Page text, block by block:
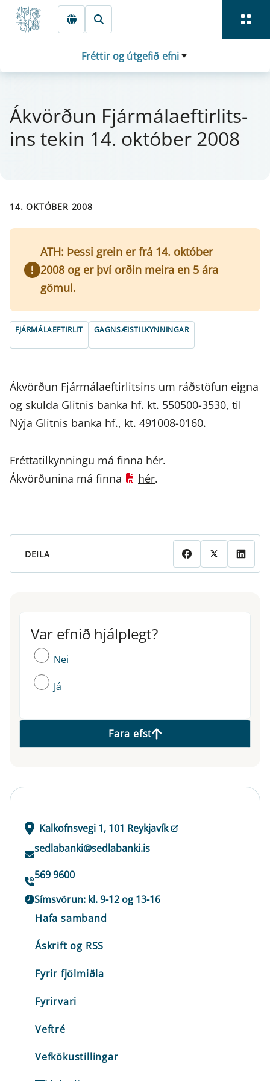
Fara beint í Meginmál
Fréttir og útgefið efni
Ákvörðun Fjá­r­mála­eft­i­r­lits­
ins tek­in 14. októ­ber 2008
14. OKTÓBER 2008
ATH: Þessi grein er frá 14. október
2008 og er því orðin meira en 5 ára
gömul.
FJÁRMÁLAEFTIRLIT GAGNSÆISTILKYNNINGAR
Ákvörðun Fjármálaeftirlitsins um ráðstöfun eigna
og skulda Glitnis banka hf. kt. 550500-3530, til
Nýja Glitnis banka hf., kt. 491008-0160.
Fréttatilkynningu má finna hér.
Ákvörðunina má finna
hér.
DEILA
Var efnið hjálplegt?
Var efnið hjálplegt?
Nei
Já
Fara efst
Kalkofnsvegi 1, 101 Reykjavík
sedlabanki@sedlabanki.is
569 9600
Símsvörun: kl. 9-12 og 13-16
Hafa samband
Áskrift og RSS
Fyrir fjölmiðla
Fyrirvari
Veftré
Vefkökustillingar